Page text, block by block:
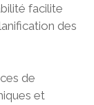
facilite
des
de
et